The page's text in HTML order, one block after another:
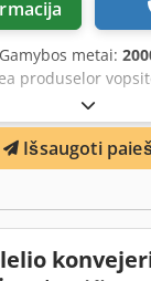
metai:
produselor
x 4 m
Išsaugoti